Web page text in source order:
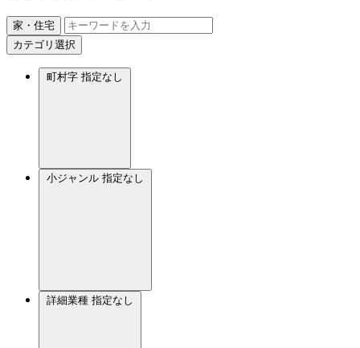
家・住宅
カテゴリ選択
町村字 指定なし
小ジャンル 指定なし
詳細業種 指定なし